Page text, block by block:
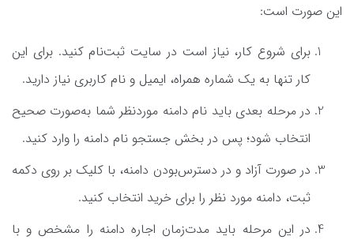
این صورت است:
برای شروع کار، نیاز است در سایت ثبت‌نام کنید. برای این
کار تنها به یک شماره همراه، ‌ایمیل و نام کاربری نیاز دارید.
در مرحله بعدی باید نام دامنه موردنظر شما به‌صورت صحیح
انتخاب شود؛ پس در بخش جستجو نام دامنه را وارد کنید.
در صورت آزاد و در دسترس‌بودن دامنه، با کلیک بر روی دکمه
ثبت، دامنه مورد نظر را برای خرید انتخاب کنید.
در این مرحله باید مدت‌زمان اجاره دامنه را مشخص و با